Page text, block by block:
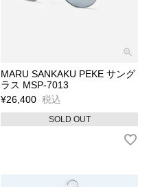
MARU SANKAKU PEKE サング
ラス MSP-7013
¥26,400 税込
SOLD OUT